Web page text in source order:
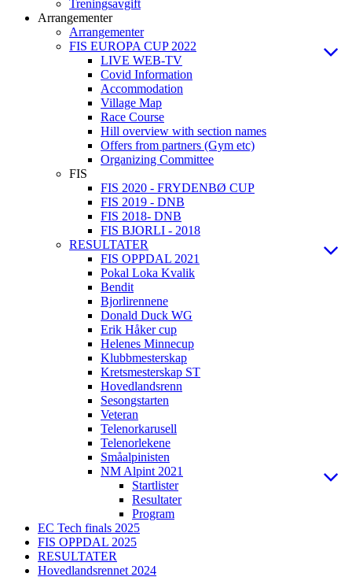
Treningsavgift
Arrangementer
Arrangementer
FIS EUROPA CUP 2022
LIVE WEB-TV
Covid Information
Accommodation
Village Map
Race Course
Hill overview with section names
Offers from partners (Gym etc)
Organizing Committee
FIS
FIS 2020 - FRYDENBØ CUP
FIS 2019 - DNB
FIS 2018- DNB
FIS BJORLI - 2018
RESULTATER
FIS OPPDAL 2021
Pokal Loka Kvalik
Bendit
Bjorlirennene
Donald Duck WG
Erik Håker cup
Helenes Minnecup
Klubbmesterskap
Kretsmesterskap ST
Hovedlandsrenn
Sesongstarten
Veteran
Telenorkarusell
Telenorlekene
Småalpinisten
NM Alpint 2021
Startlister
Resultater
Program
EC Tech finals 2025
FIS OPPDAL 2025
RESULTATER
Hovedlandsrennet 2024